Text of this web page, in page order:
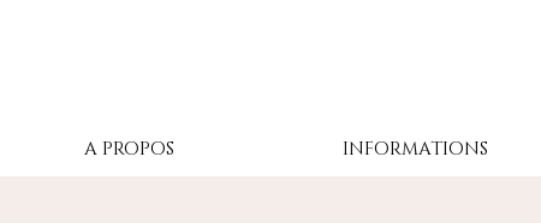
A PROPOS INFORMATIONS